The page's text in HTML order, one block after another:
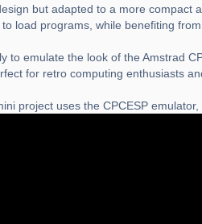
but adapted to a more
load programs, while benefiting
to emulate the look of the Amstrad
for retro computing enthusiasts
project uses the CPCESP